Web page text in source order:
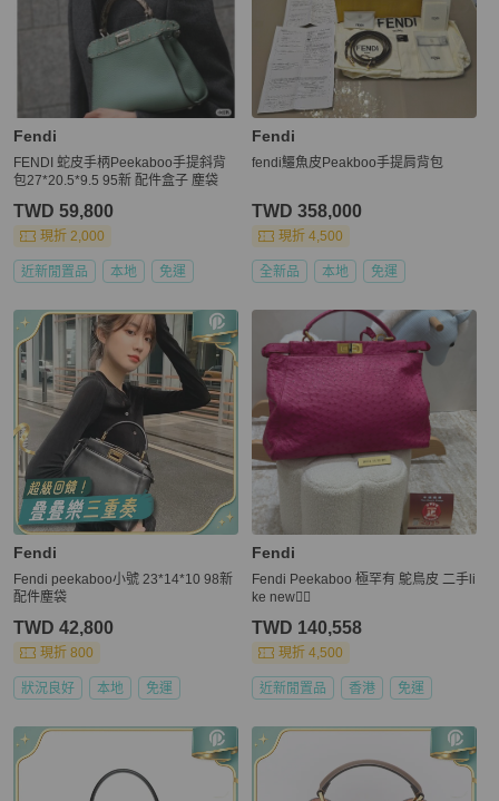
Fendi
FENDI 蛇皮手柄Peekaboo手提斜背
包27*20.5*9.5 95新 配件盒子 塵袋
TWD 59,800
現折 2,000
近新閒置品 本地 免運
Fendi
fendi鱷魚皮Peakboo手提肩背包
TWD 358,000
現折 4,500
全新品 本地 免運
Fendi
️Fendi peekaboo小號 23*14*10 98新
配件塵袋
TWD 42,800
現折 800
狀況良好 本地 免運
Fendi
Fendi Peekaboo 極罕有 鴕鳥皮 二手li
ke new❤️‍🔥
TWD 140,558
現折 4,500
近新閒置品 香港 免運